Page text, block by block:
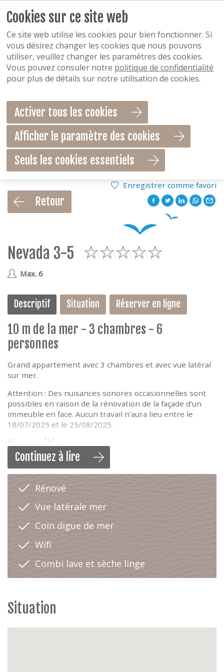
Enregistrer comme favori
Retour
Nevada 3-5
Max. 6
Descriptif Situation Réserver en ligne
10 m de la mer - 3 chambres - 6
personnes
Grand appartement avec 3 chambres et avec vue latéral
sur mer.
Attention : Des nuisances sonores occasionnelles sont
possibles en raison de la rénovation de la façade d’un
immeuble en face. Aucun travail n’aura lieu entre le
18/07/2025 et le 25/08/2025.
Composition
Cet appartement entièrement rénové se compose d'un
hall d’entrée, toilette, salle de bains, 3 chambres avec 2
lits simple, living avec vue latéral sur mer, cuisine rénové
de telenet et wifi
Cuisine:taque induction, four micro-ondes, four
normal combiné avec four vapeur, lave- vaisselle,
réfrigérateur, congélateur, percolateur, senseo,
Sanitaire:
avec paroi de couche ,toilette séparée de la salle,
Continuez à lire
Rénové
Vue latérale mer
Coin digue de mer
Wifi
Combi lave et sèche linge
Situation
Cookies sur ce site web
Ce site web utilise les cookies pour bien fonctionner. Si
vous désirez changer les cookies que nous pouvons
utiliser, veuillez changer les paramètres des cookies.
Vous pouvez consuler notre politique de confidentialité
pour plus de détails sur notre utilisation de cookies.
Activer tous les cookies
Afficher le paramètre des cookies
Seuls les cookies essentiels